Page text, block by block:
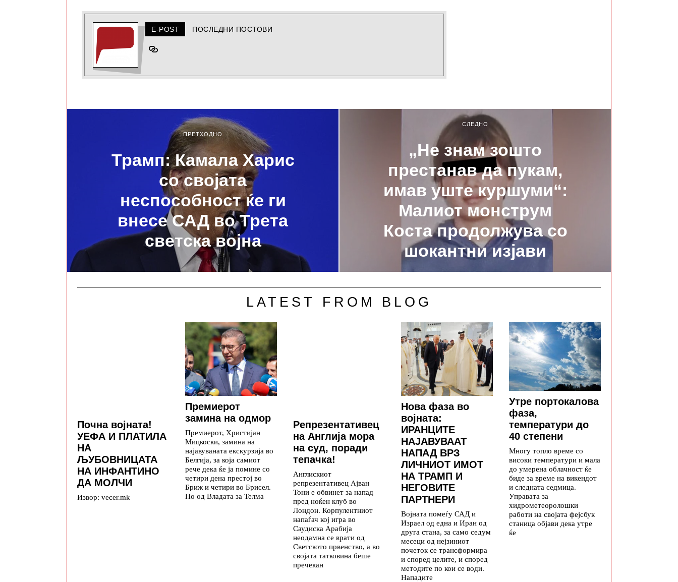
E-POST ПОСЛЕДНИ ПОСТОВИ
ПРЕТХОДНО
Трамп: Камала Харис
со својата
неспособност ќе ги
внесе САД во Трета
светска војна
СЛЕДНО
„Не знам зошто
престанав да пукам,
имав уште куршуми“:
Малиот монструм
Коста продолжува со
шокантни изјави
LATEST FROM BLOG
Почна војната!
УЕФА И ПЛАТИЛА
НА
ЉУБОВНИЦАТА
НА ИНФАНТИНО
ДА МОЛЧИ
Извор: vecer.mk
Премиерот
замина на одмор
Премиерот, Христијан
Мицкоски, замина на
најавуваната екскурзија во
Белгија, за која самиот
рече дека ќе ја помине со
четири дена престој во
Бриж и четири во Брисел.
Но од Владата за Телма
Репрезентативец
на Англија мора
на суд, поради
тепачка!
Англискиот
репрезентативец Ајван
Тони е обвинет за напад
пред ноќен клуб во
Лондон. Корпулентниот
напаѓач кој игра во
Саудиска Арабија
неодамна се врати од
Светското првенство, а во
својата татковина беше
пречекан
Нова фаза во
војната:
ИРАНЦИТЕ
НАЈАВУВААТ
НАПАД ВРЗ
ЛИЧНИОТ ИМОТ
НА ТРАМП И
НЕГОВИТЕ
ПАРТНЕРИ
Војната помеѓу САД и
Израел од една и Иран од
друга стана, за само седум
месеци од нејзиниот
почеток се трансформира
и според целите, и според
методите по кои се води.
Нападите
Утре портокалова
фаза,
температури до
40 степени
Многу топло време со
високи температури и мала
до умерена облачност ќе
биде за време на викендот
и следната седмица.
Управата за
хидрометеоролошки
работи на својата фејсбук
станица објави дека утре
ќе